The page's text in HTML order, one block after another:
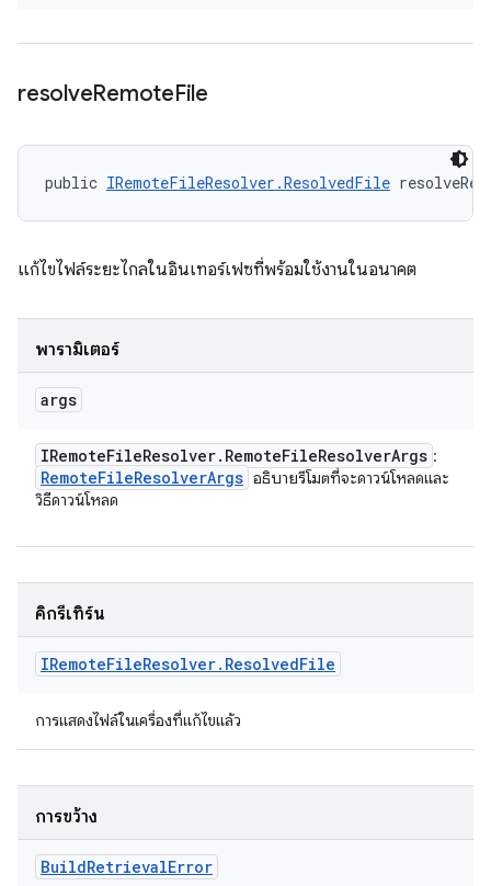
resolveRemoteFile
public IRemoteFileResolver.ResolvedFile
แก้ไขไฟล์ระยะไกลในอินเทอร์เฟซที่พร้อมใช้งานในอนาคต
พารามิเตอร์
args
IRemoteFileResolver. RemoteFileResolverArgs :
RemoteFileResolverArgs อธิบายรีโมตที่จะดาวน์โหลดและ
วิธีดาวน์โหลด
คิกรีเทิร์น
IRemoteFileResolver. ResolvedFile
การแสดงไฟล์ในเครื่องที่แก้ไขแล้ว
การขว้าง
BuildRetrievalError